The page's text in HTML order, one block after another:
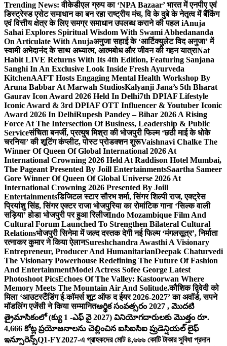
Trending News: वीकेडीएल ग्रुप का ‘NPA Bazaar’ भारत में एनपीए एवं
डिस्ट्रेस्ड एसेट समाधान का बन रहा राष्ट्रीय मंच, वि के दुबे के नेतृत्व में बैंकिंग
एवं वित्तीय क्षेत्र के लिए समग्र समाधान उपलब्ध कराने की पहल iAnuja
Sahai Explores Spiritual Wisdom With Swami Abhedananda
On Articulate With Anujaअनुजा सहाई के ‘आर्टिक्युलेट विद अनुजा’ में
स्वामी अभेदानंद के साथ अध्यात्म, आत्मबोध और जीवन की गहन यात्राNat
Habit LIVE Returns With Its 4th Edition, Featuring Sanjana
Sanghi In An Exclusive Look Inside Fresh Ayurveda
KitchenAAFT Hosts Engaging Mental Health Workshop By
Aruna Babbar At Marwah StudiosKalyanji Jana’s 5th Bharat
Gaurav Icon Award 2026 Held In Delhi7th DPIAF Lifestyle
Iconic Award & 3rd DPIAF OTT Influencer & Youtuber Iconic
Award 2026 In DelhiRupesh Pandey – Bihar 2026 A Rising
Force At The Intersection Of Business, Leadership & Public
Serviceसंचिता बनर्जी, प्रत्युष मिश्रा की भोजपुरी फिल्म ‘छठी माई के धोके
चरनिया’ की शूटिंग कंप्लीट, पोस्ट प्रोडक्शन शुरूVaishnavi Chalke The
Winner Of Queen Of Global International 2026 At
International Crowning 2026 Held At Raddison Hotel Mumbai,
The Pageant Presented By Joill EntertainmentsSaartha Sameer
Gore Winner Of Queen Of Global Universe 2026 At
International Crowning 2026 Presented By Joill
Entertainmentsडिजिटल स्टार सौरभ शर्मा, सिंगर शिल्पी राज, एक्ट्रेस
प्रियांशु सिंह, सिंगर एक्टर राजा भोजपुरिया का रोमांटिक गाना ‘सिल्क वाली
सड़िया’ होडा भोजपुरी पर हुआ रिलीजIndo Mozambique Film And
Cultural Forum Launched To Strengthen Bilateral Cultural
Relationsभोजपुरी सिनेमा में जल्द दस्तक देगी नई फिल्म ‘मंगलसूत्र’, निर्माता
रत्नाकर कुमार ने किया ऐलानSureshchandra Awasthi A Visionary
Entrepreneur, Producer And HumanitarianDeepak Chaturvedi
The Visionary Powerhouse Redefining The Future Of Fashion
And EntertainmentModel Actress Sofee George Latest
Photoshoot PicsEchoes Of The Valley: Kastoorwan Where
Memory Meets The Mountain Air And Solitude.कौशिक द्विवेदी को
मिला ‘आउटस्टैंडिंग ई-कॉमर्स शूट ऑफ द ईयर 2026-2027’ का अवॉर्ड, सपने
मॉडलिंग एजेंसी ने किया सम्मानितఆర్థిక సంవత్సరం 2027 , మొదటి
త్రైమాసికంలో (క్యు 1 -ఎఫ్ వై 2027) వినియోగదారులకు మొత్తం రూ.
4,666 కోట్ల ప్రయోజనాలను చెల్లించిన ఐసిఐసిఐ ప్రుడెన్షియల్ లైఫ్
ఇన్సూరెన్స్Q1-FY2027-এ গ্রাহকদের মোট ৪,৬৬৬ কোটি টাকার সুবিধা প্রদান